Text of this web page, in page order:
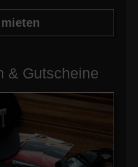
& Gutscheine